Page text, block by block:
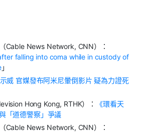
Cable News Network, CNN）：
falling into coma while in custody of
」
威 官媒發布阿米尼暈倒影片 疑為力證死
Hong Kong, RTHK）：
《環看天
「道德警察」爭議
Cable News Network, CNN）：